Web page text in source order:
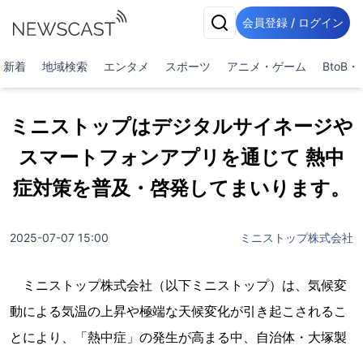
会員登録 / ログイン
新着 地域検索 エンタメ スポーツ アニメ・ゲーム BtoB・
ミニストップはデジタルサイネージや
スマートフォンアプリを通じて 熱中
症対策を普及・啓発してまいります。
2025-07-07 15:00 ミニストップ株式会社
ミニストップ株式会社（以下ミニストップ）は、気候変
動による気温の上昇や極端な天候変化が引き起こされるこ
とにより、「熱中症」の発生が高まる中、自治体・大塚製